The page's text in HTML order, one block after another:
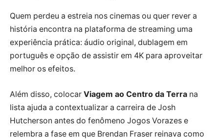
Quem perdeu a estreia nos cinemas ou quer rever a
história encontra na plataforma de streaming uma
experiência prática: áudio original, dublagem em
português e opção de assistir em 4K para aproveitar
melhor os efeitos.
Além disso, colocar Viagem ao Centro da Terra na
lista ajuda a contextualizar a carreira de Josh
Hutcherson antes do fenômeno Jogos Vorazes e
relembra a fase em que Brendan Fraser reinava como